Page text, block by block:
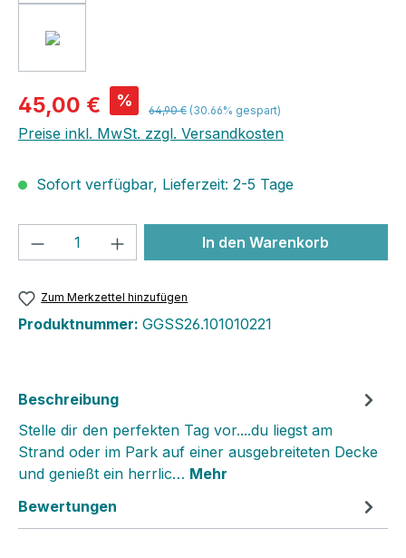
45,00 € %
64,90 € (30.66% gespart)
Preise inkl. MwSt. zzgl. Versandkosten
Sofort verfügbar, Lieferzeit: 2-5 Tage
Produkt Anzahl: Gib denIn den Warenkorb
Zum Merkzettel hinzufügen
Produktnummer: GGSS26.101010221
Beschreibung
Stelle dir den perfekten Tag vor....du liegst am
Strand oder im Park auf einer ausgebreiteten Decke
und genießt ein herrlic… Mehr
Bewertungen